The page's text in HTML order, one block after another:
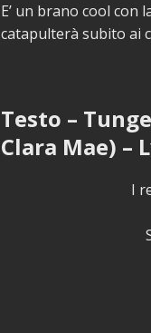
E’ un brano cool con
catapulterà subito ai
Testo –
Clara Mae) –
I